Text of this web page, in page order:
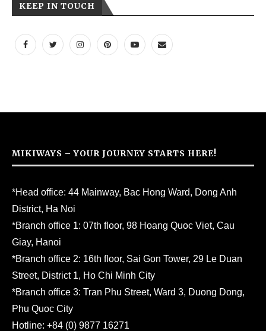
KEEP IN TOUCH
MIKIWAYS – YOUR JOURNEY STARTS HERE!
*Head office: 44 Mainway, Bac Hong Ward, Dong Anh
District, Ha Noi
*Branch office 1: 07th floor, 98 Hoang Quoc Viet, Cau
Giay, Hanoi
*Branch office 2: 16th floor, Sai Gon Tower, 29 Le Duan
Street, District 1, Ho Chi Minh City
*Branch office 3: Tran Phu Street, Ward 3, Duong Dong,
Phu Quoc City
Hotline: +84 (0) 9877 16271